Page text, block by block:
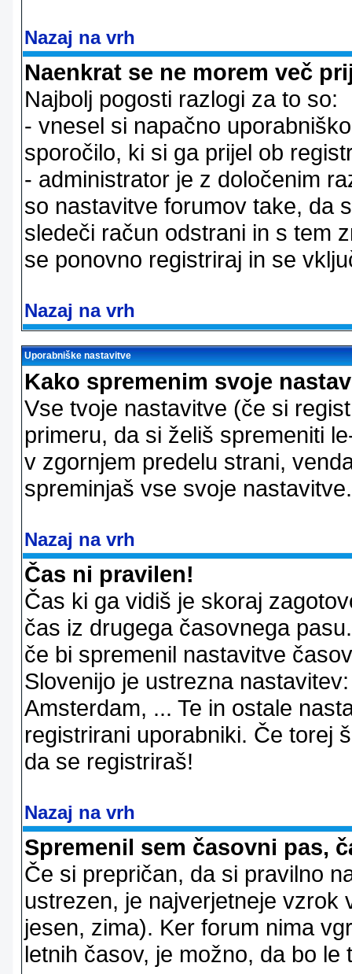
Nazaj na vrh
Naenkrat se ne morem več
Najbolj pogosti razlogi za to so:
- vnesel si napačno
sporočilo, ki si ga prijel ob
- administrator je z določenim
so nastavitve forumov take, da
sledeči račun odstrani in s tem
se ponovno registriraj in se
Nazaj na vrh
Uporabniške nastavitve
Kako spremenim svoje
Vse tvoje nastavitve (če si
primeru, da si želiš spremeniti
v zgornjem predelu strani,
spreminjaš vse svoje nastavitve.
Nazaj na vrh
Čas ni pravilen!
Čas ki ga vidiš je skoraj
čas iz drugega časovnega
če bi spremenil nastavitve
Slovenijo je ustrezna
Amsterdam, ... Te in ostale
registrirani uporabniki. Če torej
da se registriraš!
Nazaj na vrh
Spremenil sem časovni pas,
Če si prepričan, da si pravilno
ustrezen, je najverjetneje vzrok
jesen, zima). Ker forum nima
letnih časov, je možno, da bo le